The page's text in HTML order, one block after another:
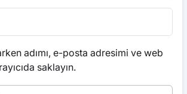
adımı, e-posta adresimi ve web
saklayın.